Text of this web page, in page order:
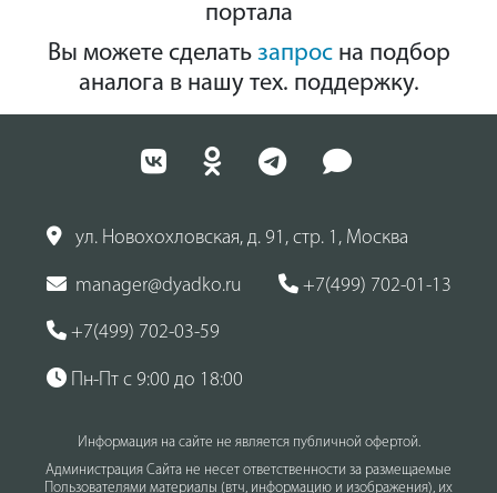
портала
Вы можете сделать запросна подбор
аналога в нашу тех. поддержку.
ул. Новохохловская, д. 91, стр. 1, Москва
manager@dyadko.ru +7(499) 702-01-13
+7(499) 702-03-59
Пн-Пт с 9:00 до 18:00
Информация на сайте не является публичной офертой.
Администрация Сайта не несет ответственности за размещаемые
Пользователями материалы (втч, информацию и изображения), их